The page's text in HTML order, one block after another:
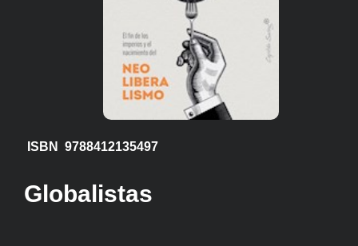
ISBN 9788412135497
Globalistas